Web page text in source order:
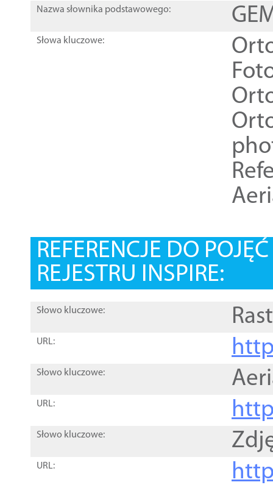
Nazwa słownika podstawowego:
Słowa kluczowe:
REFERENCJE DO
REJESTRU INSPIRE:
Słowo kluczowe:
URL:
Słowo kluczowe:
URL:
Słowo kluczowe:
URL: